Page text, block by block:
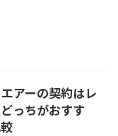
アーの契約はレ
っちがおすす